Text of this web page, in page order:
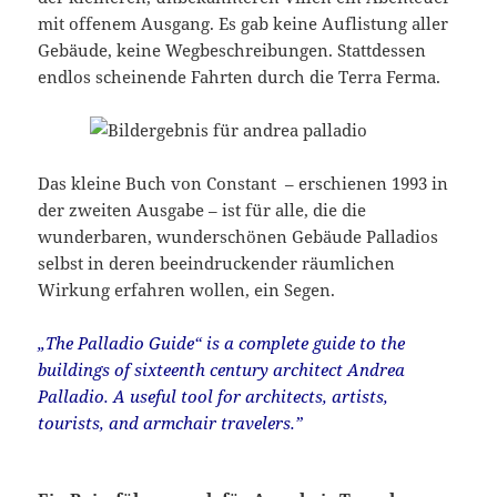
mit offenem Ausgang. Es gab keine Auflistung aller
Gebäude, keine Wegbeschreibungen. Stattdessen
endlos scheinende Fahrten durch die Terra Ferma.
Das kleine Buch von Constant – erschienen 1993 in
der zweiten Ausgabe – ist für alle, die die
wunderbaren, wunderschönen Gebäude Palladios
selbst in deren beeindruckender räumlichen
Wirkung erfahren wollen, ein Segen.
„The Palladio Guide“ is a complete guide to the
buildings of sixteenth century architect Andrea
Palladio. A useful tool for architects, artists,
tourists, and armchair travelers.”